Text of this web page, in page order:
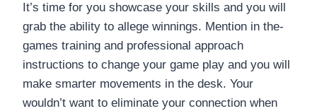
It’s time for you showcase your skills and you will
grab the ability to allege winnings. Mention in the-
games training and professional approach
instructions to change your game play and you will
make smarter movements in the desk. Your
wouldn’t want to eliminate your connection when